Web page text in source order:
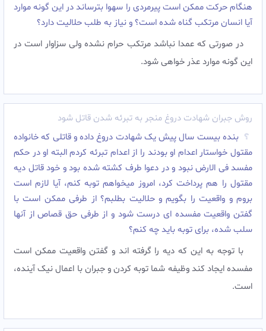
هنگام حرکت ممکن است پیرمردی را سهوا بترساند در این گونه موارد
آیا انسان مرتکب گناه شده است؟ و نیاز به طلب حلالیت دارد؟
در صورتی که عمدا نباشد مرتکب حرام نشده ولی سزاوار است در
این گونه موارد عذر خواهی شود.
روش جبران شهادت دروغ منجر به تبرئه شدن قاتل شود
بنده بیست سال پیش یک شهادت دروغ داده و قاتلی که خانواده
مقتول خواستار اعدام او بودند را از اعدام تبرئه کردم البته او در حکم
مفسد فی الارض نبود و در دعوا طرف کشته شده بود و خود قاتل دیه
مقتول را هم پرداخت کرد، امروز میخواهم توبه کنم، آیا لازم است
بروم و واقعیت را بگویم و حلالیت بطلبم؟ از طرفی ممکن است با
گفتن واقعیت مفسده ای درست شود و از طرفی حق قصاص از آنها
سلب شده، برای توبه باید چه کنم؟
با توجه به این که دیه را گرفته اند و گفتن واقعیت ممکن است
مفسده ایجاد کند وظیفه شما توبه کردن و جبران با اعمال نیک آینده،
است.